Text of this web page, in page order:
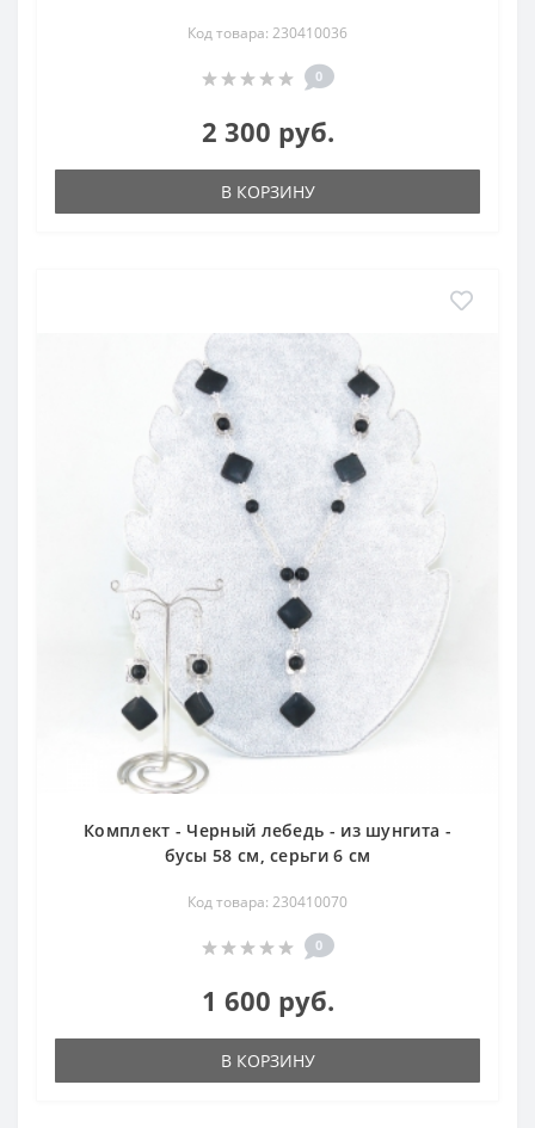
Код товара: 230410036
0
2 300 руб.
В КОРЗИНУ
Комплект - Черный лебедь - из шунгита -
бусы 58 см, серьги 6 см
Код товара: 230410070
0
1 600 руб.
В КОРЗИНУ